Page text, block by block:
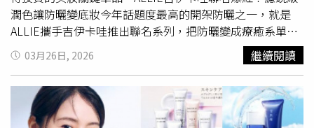
直接爆表，也被不少粉絲預測將成為本次聯名最快完售單
品。Snow Peak I BT21雪峰鈦杯造型絨毛鑰匙圈，推出
KOYA、RJ、SHOOKY、MANG、CHIMMY、TATA、COOKY
七款角色設計。（圖／品牌提供） GU《新世紀福音戰士》
復古系列回歸！初號機直接穿上身對動漫迷來說，《新世紀
福音戰士》絕對是跨世代神作。今年GU再度攜手《新世紀
福音戰士》，將動畫中的經典機體、角色與世界觀融入復古
潤色讓防曬變底妝今年話題度最高的開架防曬之一，就是
ALLIE攜手吉伊卡哇推出聯名系列，把防曬變成療癒系單
品。「持采UV高效防曬水凝乳」延續品牌水感質地，清爽
不黏膩，適合通勤與長時間外出使用，即使流汗補擦也不厚
重。ALLIE防曬一直以來都是日台女生的最愛，這波聯名也
讓防曬更具話題性！ALLIE 持采UV高效防曬水凝乳 90g / 價
格依通路（圖／品牌提供）潤色款更是重點，「木質調勻
03月26日, 2026 繼續閱讀